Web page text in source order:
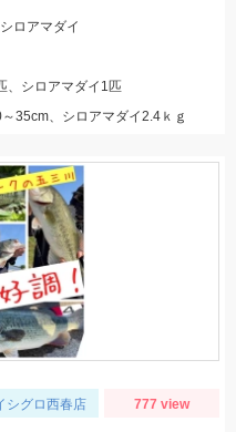
ロアマダイ
、シロアマダイ1匹
35cm、シロアマダイ2.4ｋｇ
シグロ西春店 777 view